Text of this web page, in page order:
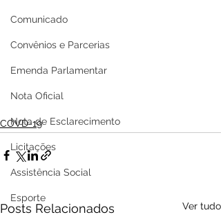
Comunicado
Convênios e Parcerias
Emenda Parlamentar
Nota Oficial
Nota de Esclarecimento
Licitações
Assistência Social
Esporte
COVD-19
Posts Relacionados Ver tudo